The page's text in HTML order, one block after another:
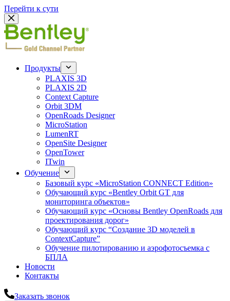
Перейти к сути
Продукты
PLAXIS 3D
PLAXIS 2D
Context Capture
Orbit 3DM
OpenRoads Designer
MicroStation
LumenRT
OpenSite Designer
OpenTower
ITwin
Обучение
Базовый курс «MicroStation CONNECT Edition»
Обучающий курс «Bentley Orbit GT для
мониторинга объектов»
Обучающий курс «Основы Bentley OpenRoads для
проектирования дорог»
Обучающий курс “Создание 3D моделей в
ContextCapture”
Обучение пилотированию и аэрофотосъемка с
БПЛА
Новости
Контакты
Заказать звонок